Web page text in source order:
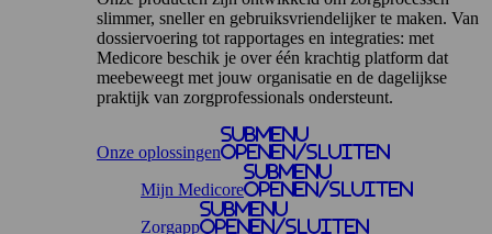
slimmer, sneller en gebruiksvriendelijker te maken. Van
dossiervoering tot rapportages en integraties: met
Medicore beschik je over één krachtig platform dat
meebeweegt met jouw organisatie en de dagelijkse
praktijk van zorgprofessionals ondersteunt.
Onze oplossingen
Submenu
openen/sluiten
Mijn Medicore
Submenu
openen/sluiten
Zorgapp
Submenu
openen/sluiten